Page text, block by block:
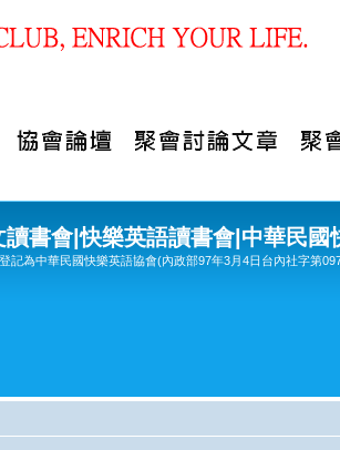
書會|快樂英語讀書會|中華民國
記為中華民國快樂英語協會(內政部97年3月4日台內社字第